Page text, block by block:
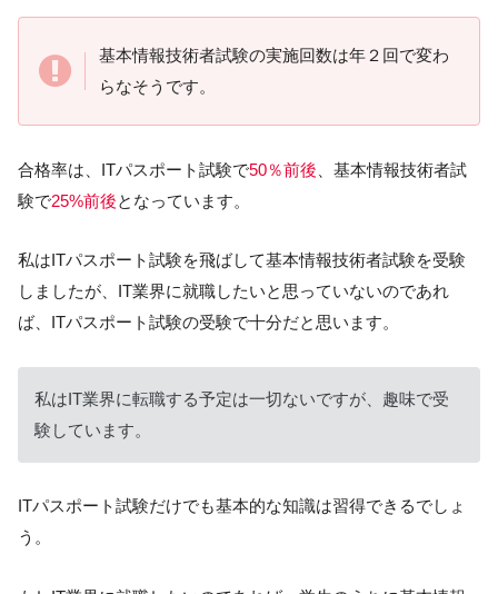
基本情報技術者試験の実施回数は年２回で変わ
らなそうです。
合格率は、ITパスポート試験で50％前後 、基本情報技術者試
験で25%前後となっています。
私はITパスポート試験を飛ばして基本情報技術者試験を受験
しましたが、IT業界に就職したいと思っていないのであれ
ば、ITパスポート試験の受験で十分だと思います。
私はIT業界に転職する予定は一切ないですが、趣味で受
験しています。
ITパスポート試験だけでも基本的な知識は習得できるでしょ
う。